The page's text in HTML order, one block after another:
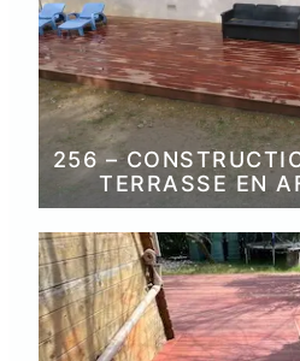
256 –
TERRASSE EN